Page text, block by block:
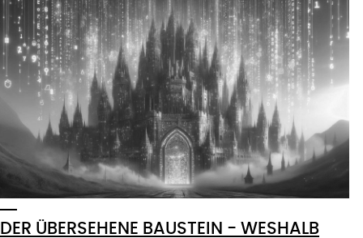
DER ÜBERSEHENE BAUSTEIN - WESHALB